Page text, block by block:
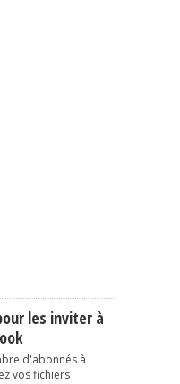
les inviter à
d'abonnés à
vos fichiers